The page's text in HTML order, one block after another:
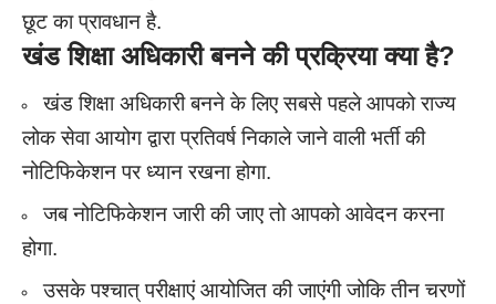
छूट का प्रावधान है.
खंड शिक्षा अधिकारी बनने की प्रक्रिया क्या है?
खंड शिक्षा अधिकारी बनने के लिए सबसे पहले आपको राज्य
लोक सेवा आयोग द्वारा प्रतिवर्ष निकाले जाने वाली भर्ती की
नोटिफिकेशन पर ध्यान रखना होगा.
जब नोटिफिकेशन जारी की जाए तो आपको आवेदन करना
होगा.
उसके पश्चात् परीक्षाएं आयोजित की जाएंगी जोकि तीन चरणों